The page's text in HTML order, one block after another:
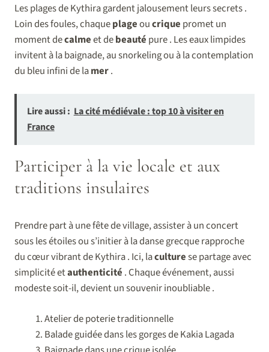
Les plages de Kythira gardent jalousement leurs secrets .
Loin des foules, chaqueplageoucrique promet un
moment decalmeet debeauté pure . Les eaux limpides
invitent à la baignade, au snorkeling ou à la contemplation
du bleu infini de lamer.
Lire aussi : La cité médiévale : top 10 à visiter en
France
Participer à la vie locale et aux
traditions insulaires
Prendre part à une fête de village, assister à un concert
sous les étoiles ou s’initier à la danse grecque rapproche
du cœur vibrant de Kythira . Ici, laculturese partage avec
simplicité etauthenticité . Chaque événement, aussi
modeste soit-il, devient un souvenir inoubliable .
Atelier de poterie traditionnelle
Balade guidée dans les gorges de Kakia Lagada